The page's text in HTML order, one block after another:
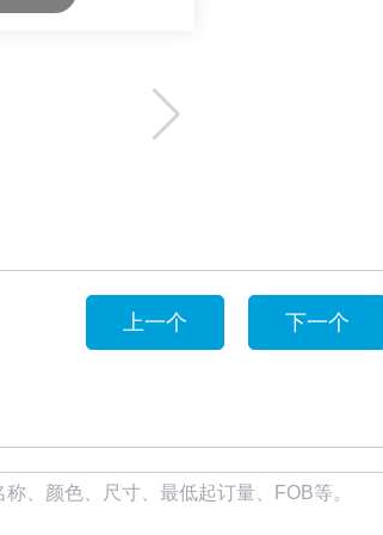
上一个 下一个